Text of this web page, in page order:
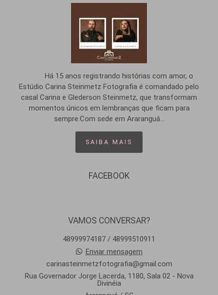
Há 15 anos registrando histórias com amor, o
Estúdio Carina Steinmetz Fotografia é comandado pelo
casal Carina e Glederson Steinmetz, que transformam
momentos únicos em lembranças que ficam para
sempre.Com sede em Araranguá...
SAIBA MAIS
FACEBOOK
VAMOS CONVERSAR?
48999974187 / 48999510911
Enviar mensagem
carinasteinmetzfotografia@gmail.com
Rua Governador Jorge Lacerda, 1180, Sala 02 - Nova
Divinéia